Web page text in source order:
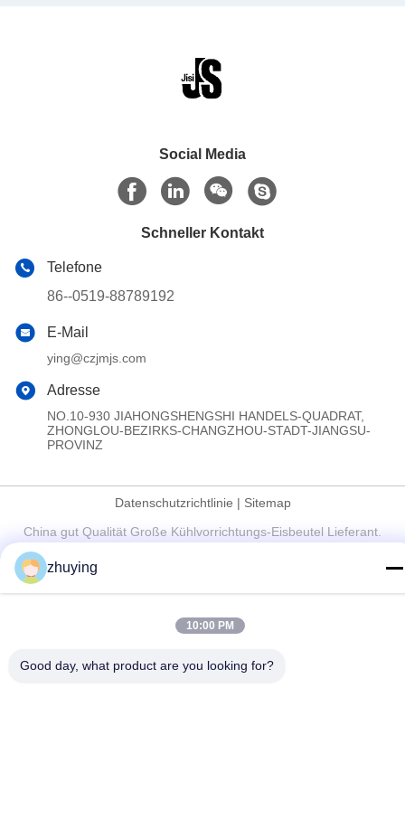
Social Media
Schneller Kontakt
Telefone
86--0519-88789192
E-Mail
ying@czjmjs.com
Adresse
NO.10-930 JIAHONGSHENGSHI HANDELS-QUADRAT,
ZHONGLOU-BEZIRKS-CHANGZHOU-STADT-JIANGSU-
PROVINZ
Datenschutzrichtlinie | Sitemap
China gut Qualität Große Kühlvorrichtungs-Eisbeutel Lieferant.
Copyright © 2017-2026 Changzhou jisi cold chain technology
zhuying
10:00 PM
Good day, what product are you looking for?